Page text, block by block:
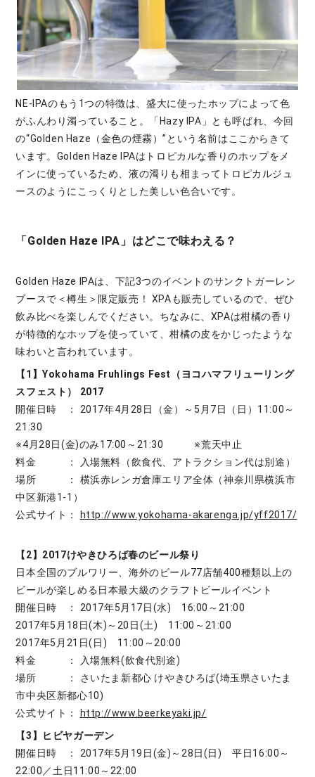
NE-IPAのもう1つの特徴は、盛大に使ったホップによって色
がふんわり濁っていること。「Hazy IPA」とも呼ばれ、今回
の“Golden Haze（金色の煙霧）”という名前はここからきて
います。Golden Haze IPAはトロピカルな香りのホップをメ
インに使っているため、液の濁りも相まってトロピカルジュ
ースのようにこっくりとした美しい色合いです。
「Golden Haze IPA」はどこで味わえる？
Golden Haze IPAは、下記3つのイベントのサンクトガーレン
ブースで＜樽生＞限定販売！ XPAも販売しているので、ぜひ
飲み比べを楽しんでください。ちなみに、XPAは柑橘の香り
が特徴的なホップを使っていて、柑橘の皮をかじったような
味わいと言われています。
【1】Yokohama Fruhlings Fest（ヨコハマフリューリング
スフェスト） 2017
開催日時 ： 2017年4月28日（金）～5月7日（日）11:00～
21:30
※4月28日(金)のみ17:00～21:30 ※荒天中止
料金 ： 入場無料（飲食代、アトラクション代は別途）
場所 ： 横浜赤レンガ倉庫エリア全体（神奈川県横浜市
中区新港1-1）
公式サイト：
http://www.yokohama-akarenga.jp/yff2017/
【2】2017けやきひろば春のビール祭り
日本全国のブルワリー、海外のビール77店舗400種類以上の
ビールが楽しめる日本最大級のクラフトビールイベント
開催日時 ： 2017年5月17日(水) 16:00～21:00
2017年5月18日(木)～20日(土) 11:00～21:00
2017年5月21日(日) 11:00～20:00
料金 ： 入場無料(飲食代別途)
場所 ： さいたま新都心 けやきひろば(埼玉県さいたま
市中央区新都心10)
公式サイト：
http://www.beerkeyaki.jp/
【3】ヒビヤガーデン
開催日時 ： 2017年5月19日(金)～28日(日) 平日16:00～
22:00／土日11:00～22:00